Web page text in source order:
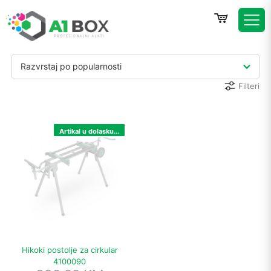
Razvrstaj po popularnosti
Filteri
Artikal u dolasku...
Hikoki postolje za cirkular
4100090